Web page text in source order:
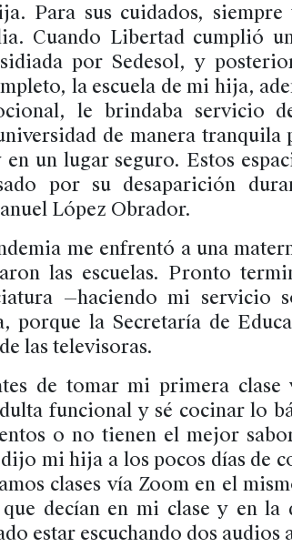
Para sus cuidados,
Cuando Libertad cumplió
por Sedesol, y
la escuela de mi hija,
le brindaba servicio
de manera tranquila
un lugar seguro. Estos
por su desaparición
López Obrador.
me enfrentó a una
las escuelas. Pronto
—haciendo mi servicio
porque la Secretaría de
las televisoras.
de tomar mi primera
funcional y sé cocinar lo
o no tienen el mejor
mi hija a los pocos días de
clases vía Zoom en el
decían en mi clase y en
estar escuchando dos audios